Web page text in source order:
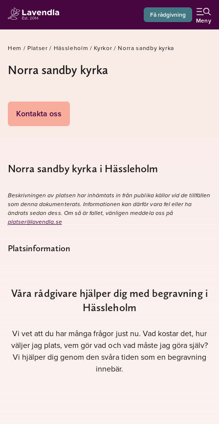
Få rådgivning
Meny
Hem / Platser / Hässleholm / Kyrkor / Norra sandby kyrka
Norra sandby kyrka
Kontakta oss
Norra sandby kyrka i Hässleholm
Beskrivningen av platsen har inhämtats in från publika källor vid de tillfällen
som denna dokumenterats. Informationen kan därför vara fel eller ha
ändrats sedan dess. Om så är fallet, vänligen meddela oss på
platser@lavendla.se
Platsinformation
Våra rådgivare hjälper dig med begravning i
Hässleholm
Vi vet att du har många frågor just nu. Vad kostar det, hur
väljer jag plats, vem gör vad och vad måste jag göra själv?
Vi hjälper dig genom den svåra tiden som en begravning
innebär.